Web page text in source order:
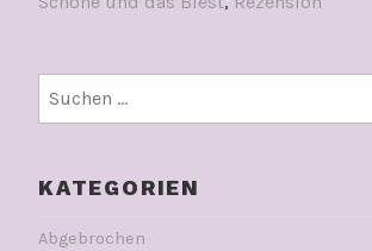
nach:
KATEGORIEN
Abgebrochen